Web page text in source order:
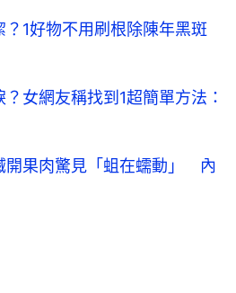
？1好物不用刷根除陳年黑斑
女網友稱找到1超簡單方法：
開果肉驚見「蛆在蠕動」 內